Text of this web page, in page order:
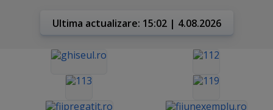
Ultima actualizare: 15:02 | 4.08.2026